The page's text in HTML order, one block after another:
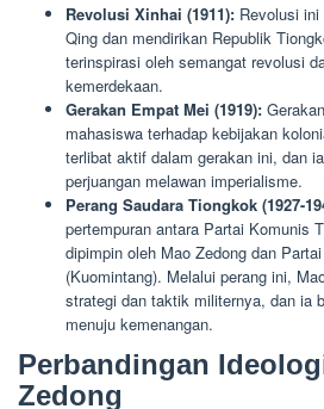
Revolusi Xinhai (1911): Revolusi
Qing dan mendirikan Republik
terinspirasi oleh semangat revolusi
kemerdekaan.
Gerakan Empat Mei (1919):
mahasiswa terhadap kebijakan
terlibat aktif dalam gerakan ini, dan
perjuangan melawan imperialisme.
Perang Saudara Tiongkok (1927-
pertempuran antara Partai Komunis
dipimpin oleh Mao Zedong dan
(Kuomintang). Melalui perang ini,
strategi dan taktik militernya, dan ia
menuju kemenangan.
Perbandingan
Zedong